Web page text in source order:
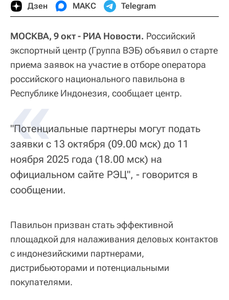
Дзен МАКС Telegram
МОСКВА, 9 окт - РИА Новости. Российский
экспортный центр (Группа ВЭБ) объявил о старте
приема заявок на участие в отборе оператора
российского национального павильона в
Республике Индонезия, сообщает центр.
«
"Потенциальные партнеры могут подать
заявки с 13 октября (09.00 мск) до 11
ноября 2025 года (18.00 мск) на
официальном сайте РЭЦ", - говорится в
сообщении.
Павильон призван стать эффективной
площадкой для налаживания деловых контактов
с индонезийскими партнерами,
дистрибьюторами и потенциальными
покупателями.